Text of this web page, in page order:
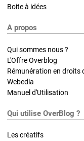
Boite à idées
A propos
Qui sommes nous ?
L'Offre Overblog
Rémunération en droits
Webedia
Manuel d'Utilisation
Qui utilise OverBlog ?
Les créatifs